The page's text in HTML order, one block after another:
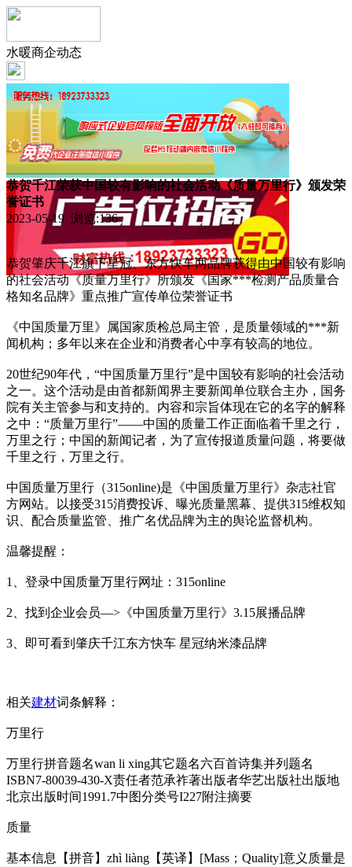
水暖商企动态
恭贺千江荣获中国较有影响的社会活动《质量万里行》颁发荣
誉证书
2023-05-19 浏览:136
恭贺肇庆千江旗下星冠、东方快车两品牌获得由中国较有影响
的社会活动《质量万里行》所颁发《国家***检测产品质量合
格知名品牌》重点推广宣传单位荣誉证书
《中国质量万里》属国家质检总局主管，是质量领域的***新
闻机构；多年以来在企业和消费者心中享有较高的地位。
20世纪90年代，“中国质量万里行”是中国较有影响的社会活动
之一。这个活动是由首都新闻界主要新闻单位联合主办，国务
院有关主管参与和支持的。内容和宗旨体现在它的名字的解释
之中：“质量万里行”——中国的质量工作正面临着千里之行，
万里之行；中国的新闻记者，为了宣传报道质量问题，将要做
千里之行，万里之行。
中国质量万里行（315online)是《中国质量万里行》杂志社官
方网站。以接受315消费投诉、曝光质量黑幕、提供315维权知
识、配合质量监管、推广名优品牌为主的舆论监督机构。
温馨提醒：
1、登录中国质量万里行网址：315online
2、找到企业会员—>《中国质量万里行》3.15展播品牌
3、即可看到肇庆千江东方快车 星冠纳米漆品牌
相关建材词条解释：
万里行
万里行拼音题名wan li xing其它题名六百首诗集并列题名
ISBN7-80039-430-X责任者范承祚著出版者华艺出版社出版地
北京出版时间1991.7中图分类号I227附注摘要
质量
基本信息【拼音】zhì liàng【英译】[Mass；Quality]意义质量是